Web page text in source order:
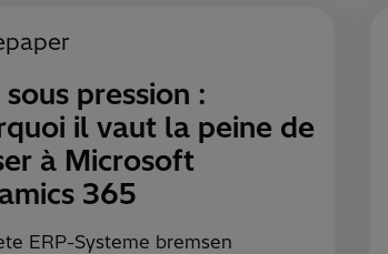
sous pression :
il vaut la peine de
à Microsoft
365
ERP-Systeme bremsen